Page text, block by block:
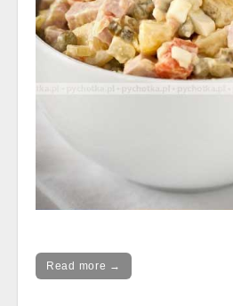
Read more →